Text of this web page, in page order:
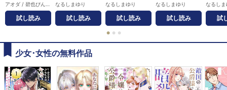
試し読み
なるしまゆり
試し読み
なるしまゆり
試し読み
なるしまゆり
試し読み
なるしま
試
● ● ●
少女･女性の無料作品